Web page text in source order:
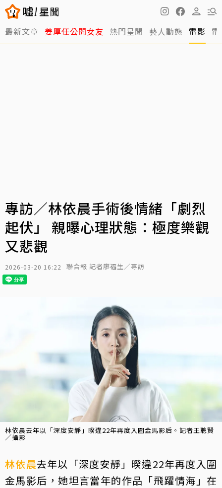
最新文章 姜厚任公開女友 熱門星聞 藝人動態 電影
專訪／林依晨手術後情緒「劇烈
起伏」 親曝心理狀態：極度樂觀
又悲觀
2026-03-20 16:22 聯合報 記者廖福生／專訪
林依晨去年以「深度安靜」暌違22年再度入圍金馬影后。記者王聰賢
／攝影
林依晨去年以「深度安靜」暌違22年再度入圍
金馬影后，她坦言當年的作品「飛躍情海」在